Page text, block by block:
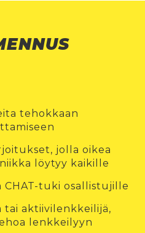
tehokkaan
jolla oikea
löytyy kaikille
tuki osallistujille
tai aktiivilenkkeilijä,
lenkkeilyyn